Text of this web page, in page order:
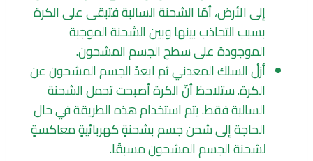
إلى الأرض، أمّا الشحنة السالبة فتبقى على الكرة
بسبب التجاذب بينها وبين الشحنة الموجبة
الموجودة على سطح الجسم المشحون.
أزلْ السلك المعدني ثم ابعدْ الجسم المشحون عن
الكرة. ستلاحظ أنّ الكرة أصبحت تحمل الشحنة
السالبة فقط. يتم استخدام هذه الطريقة في حال
الحاجة إلى شحن جسم بشحنةٍ كهربائيةٍ معاكسةٍ
لشحنة الجسم المشحون مسبقًا.